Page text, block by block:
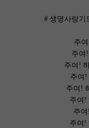
# 생명사랑기
주
주여
주여!
주여!
주여!
주여!
주
주여!